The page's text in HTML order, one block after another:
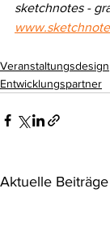
sketchnotes -
Veranstaltungsdesign
Entwicklungspartner
Aktuelle Beiträge